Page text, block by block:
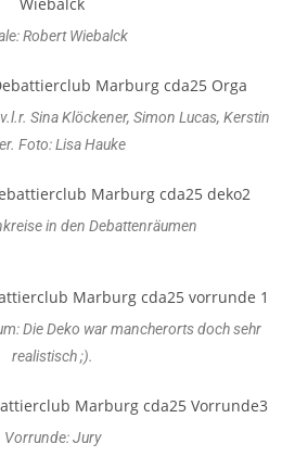
Robert Wiebalck
Sina Klöckener, Simon Lucas, Kerstin
Foto: Lisa Hauke
in den Debattenräumen
Die Deko war mancherorts doch sehr
realistisch ;).
Vorrunde: Jury